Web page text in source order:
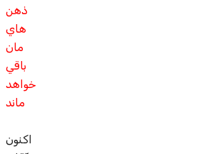
ذهن
هاي
مان
باقي
خواهد
ماند
اکنون